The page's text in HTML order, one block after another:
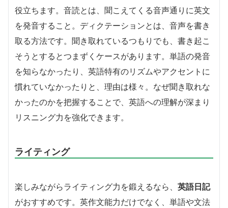
役立ちます。音読とは、聞こえてくる音声通りに英文
を発音すること。ディクテーションとは、音声を書き
取る方法です。 聞き取れているつもりでも、書き起こ
そうとするとつまずくケースがあります。単語の発音
を知らなかったり、英語特有のリズムやアクセントに
慣れていなかったりと、理由は様々。なぜ聞き取れな
かったのかを把握することで、英語への理解が深まり
リスニング力を強化できます。
ライティング
楽しみながらライティング力を鍛えるなら、 英語日記
がおすすめです。英作文能力だけでなく、単語や文法